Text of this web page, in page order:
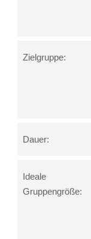
Zielgruppe:
Dauer:
Ideale
Gruppengröße: